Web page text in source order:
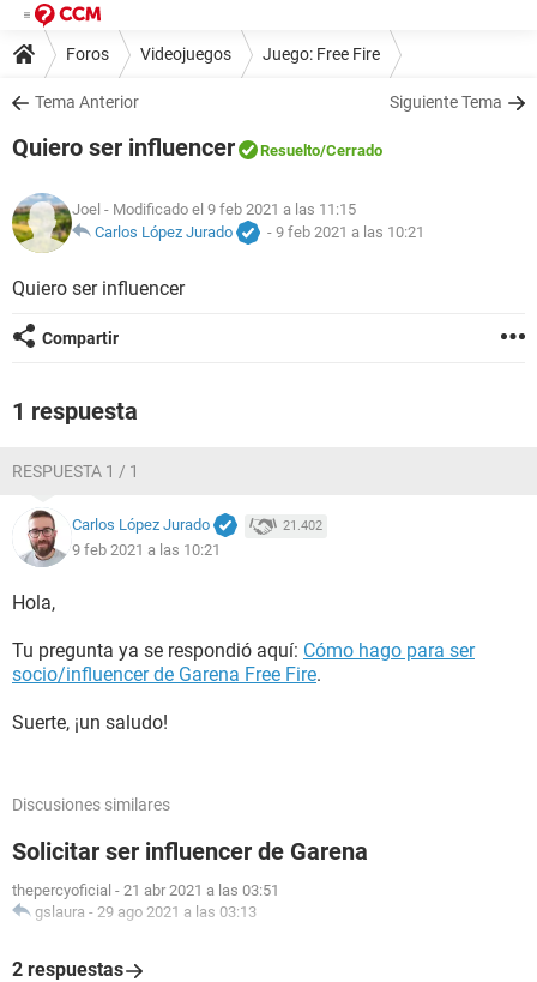
Foros Videojuegos Juego: Free Fire
Tema Anterior Siguiente Tema
Quiero ser influencer Resuelto/Cerrado
Joel - Modificado el 9 feb 2021 a las 11:15
Carlos López Jurado
- 9 feb 2021 a las 10:21
Quiero ser influencer
Compartir
1 respuesta
RESPUESTA 1 / 1
Carlos López Jurado 21.402
9 feb 2021 a las 10:21
Hola,
Tu pregunta ya se respondió aquí: Cómo hago para ser
socio/influencer de Garena Free Fire.
Suerte, ¡un saludo!
Discusiones similares
Solicitar ser influencer de Garena
thepercyoficial - 21 abr 2021 a las 03:51
gslaura - 29 ago 2021 a las 03:13
2 respuestas